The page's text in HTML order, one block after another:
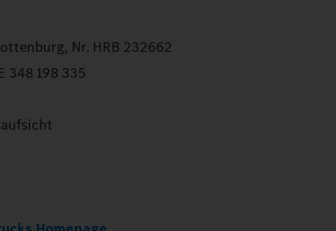
Nr. HRB 232662
348 198 335